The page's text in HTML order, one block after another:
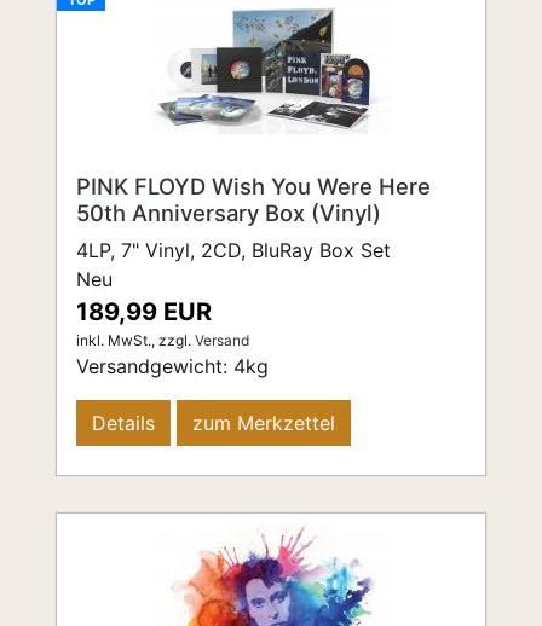
PINK FLOYD Wish You Were Here
50th Anniversary Box (Vinyl)
4LP, 7" Vinyl, 2CD, BluRay Box Set
Neu
189,99 EUR
inkl. MwSt., zzgl. Versand
Versandgewicht: 4kg
Details zum Merkzettel